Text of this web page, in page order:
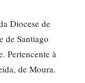
Diocese de
de Santiago
Pertencente à
de Moura.